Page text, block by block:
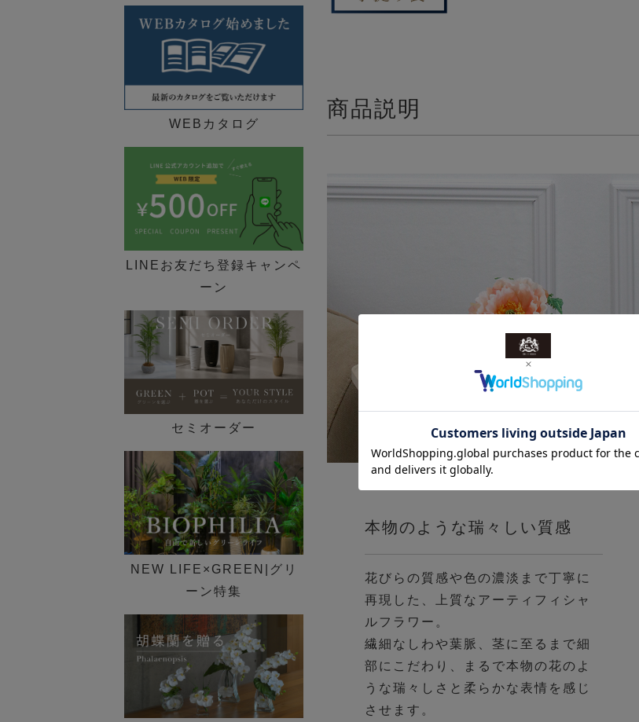
商品説明
本物のような瑞々しい質感
花びらの質感や色の濃淡まで丁寧に
再現した、上質なアーティフィシャ
ルフラワー。
繊細なしわや葉脈、茎に至るまで細
部にこだわり、まるで本物の花のよ
うな瑞々しさと柔らかな表情を感じ
させます。
WEBカタログ
LINEお友だち登録キャンペ
ーン
セミオーダー
NEW LIFE×GREEN|グリ
ーン特集